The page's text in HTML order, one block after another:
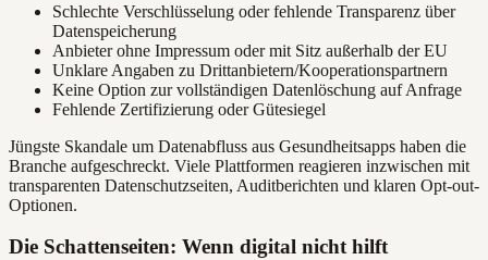
Schlechte Verschlüsselung oder fehlende Transparenz über
Datenspeicherung
Anbieter ohne Impressum oder mit Sitz außerhalb der EU
Unklare Angaben zu Drittanbietern/Kooperationspartnern
Keine Option zur vollständigen Datenlöschung auf Anfrage
Fehlende Zertifizierung oder Gütesiegel
Jüngste Skandale um Datenabfluss aus Gesundheitsapps haben die
Branche aufgeschreckt. Viele Plattformen reagieren inzwischen mit
transparenten Datenschutzseiten, Auditberichten und klaren Opt-out-
Optionen.
Die Schattenseiten: Wenn digital nicht hilft